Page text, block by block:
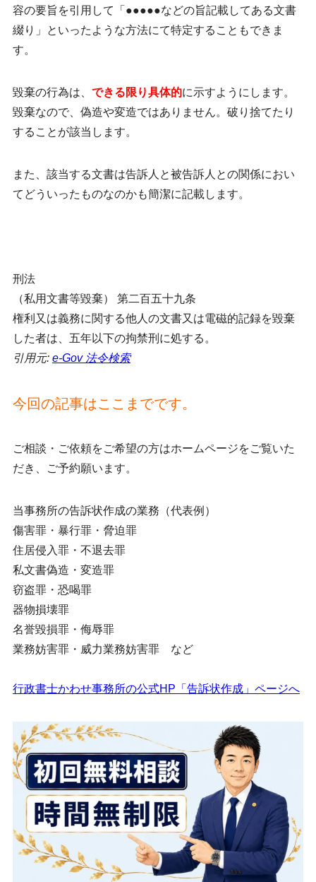
容の要旨を引用して「●●●●●などの旨記載してある文書
綴り」といったような方法にて特定することもできま
す。
毀棄の行為は、 できる限り具体的に示すようにします。
毀棄なので、偽造や変造ではありません。破り捨てたり
することが該当します。
また、該当する文書は告訴人と被告訴人との関係におい
てどういったものなのかも簡潔に記載します。
刑法
（私用文書等毀棄） 第二百五十九条
権利又は義務に関する他人の文書又は電磁的記録を毀棄
した者は、五年以下の拘禁刑に処する。
引用元: e-Gov 法令検索
今回の記事はここまでです。
ご相談・ご依頼をご希望の方はホームページをご覧いた
だき、ご予約願います。
当事務所の告訴状作成の業務（代表例）
傷害罪・暴行罪・脅迫罪
住居侵入罪・不退去罪
私文書偽造・変造罪
窃盗罪・恐喝罪
器物損壊罪
名誉毀損罪・侮辱罪
業務妨害罪・威力業務妨害罪 など
行政書士かわせ事務所の公式HP「告訴状作成」ページへ